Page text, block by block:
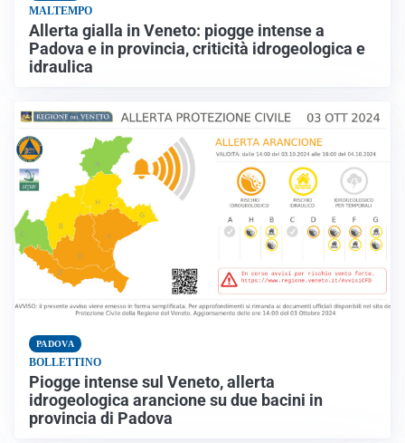
MALTEMPO
Allerta gialla in Veneto: piogge intense a
Padova e in provincia, criticità idrogeologica e
idraulica
PADOVA
BOLLETTINO
Piogge intense sul Veneto, allerta
idrogeologica arancione su due bacini in
provincia di Padova